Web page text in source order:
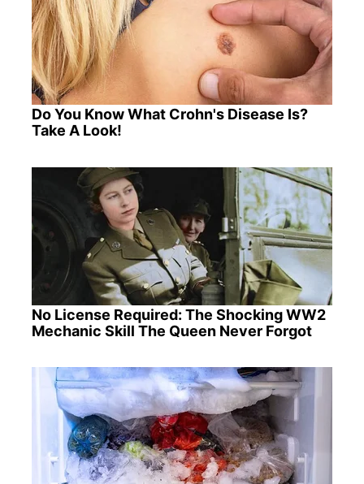
Do You Know What Crohn's Disease Is?
Take A Look!
No License Required: The Shocking WW2
Mechanic Skill The Queen Never Forgot